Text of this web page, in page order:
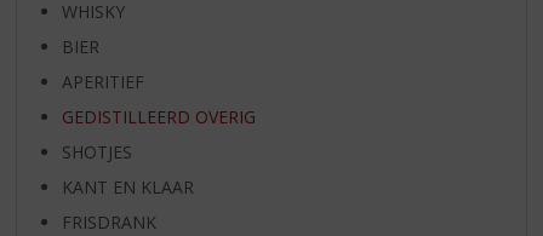
WHISKY
BIER
APERITIEF
GEDISTILLEERD OVERIG
SHOTJES
KANT EN KLAAR
FRISDRANK